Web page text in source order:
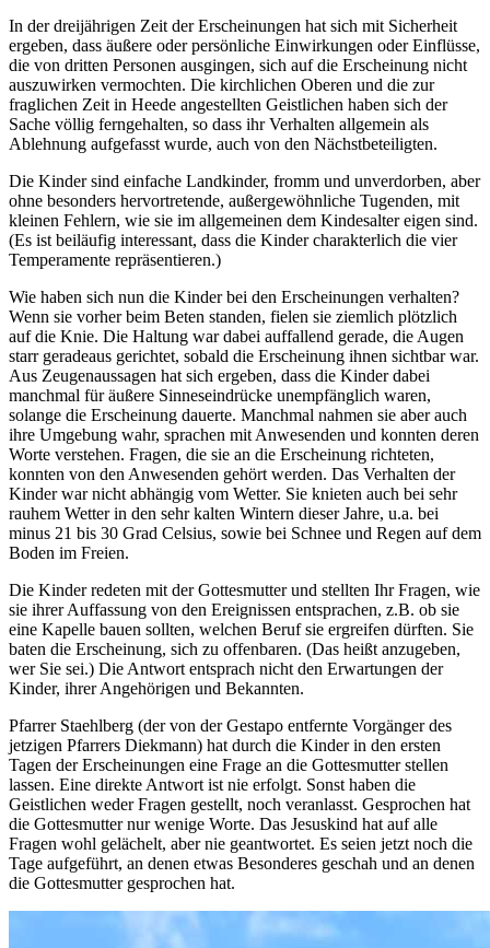
In der dreijährigen Zeit der Erscheinungen hat sich mit Sicherheit
ergeben, dass äußere oder persönliche Einwirkungen oder Einflüsse,
die von dritten Personen ausgingen, sich auf die Erscheinung nicht
auszuwirken vermochten. Die kirchlichen Oberen und die zur
fraglichen Zeit in Heede angestellten Geistlichen haben sich der
Sache völlig ferngehalten, so dass ihr Verhalten allgemein als
Ablehnung aufgefasst wurde, auch von den Nächstbeteiligten.
Die Kinder sind einfache Landkinder, fromm und unverdorben, aber
ohne besonders hervortretende, außergewöhnliche Tugenden, mit
kleinen Fehlern, wie sie im allgemeinen dem Kindesalter eigen sind.
(Es ist beiläufig interessant, dass die Kinder charakterlich die vier
Temperamente repräsentieren.)
Wie haben sich nun die Kinder bei den Erscheinungen verhalten?
Wenn sie vorher beim Beten standen, fielen sie ziemlich plötzlich
auf die Knie. Die Haltung war dabei auffallend gerade, die Augen
starr geradeaus gerichtet, sobald die Erscheinung ihnen sichtbar war.
Aus Zeugenaussagen hat sich ergeben, dass die Kinder dabei
manchmal für äußere Sinneseindrücke unempfänglich waren,
solange die Erscheinung dauerte. Manchmal nahmen sie aber auch
ihre Umgebung wahr, sprachen mit Anwesenden und konnten deren
Worte verstehen. Fragen, die sie an die Erscheinung richteten,
konnten von den Anwesenden gehört werden. Das Verhalten der
Kinder war nicht abhängig vom Wetter. Sie knieten auch bei sehr
rauhem Wetter in den sehr kalten Wintern dieser Jahre, u.a. bei
minus 21 bis 30 Grad Celsius, sowie bei Schnee und Regen auf dem
Boden im Freien.
Die Kinder redeten mit der Gottesmutter und stellten Ihr Fragen, wie
sie ihrer Auffassung von den Ereignissen entsprachen, z.B. ob sie
eine Kapelle bauen sollten, welchen Beruf sie ergreifen dürften. Sie
baten die Erscheinung, sich zu offenbaren. (Das heißt anzugeben,
wer Sie sei.) Die Antwort entsprach nicht den Erwartungen der
Kinder, ihrer Angehörigen und Bekannten.
Pfarrer Staehlberg (der von der Gestapo entfernte Vorgänger des
jetzigen Pfarrers Diekmann) hat durch die Kinder in den ersten
Tagen der Erscheinungen eine Frage an die Gottesmutter stellen
lassen. Eine direkte Antwort ist nie erfolgt. Sonst haben die
Geistlichen weder Fragen gestellt, noch veranlasst. Gesprochen hat
die Gottesmutter nur wenige Worte. Das Jesuskind hat auf alle
Fragen wohl gelächelt, aber nie geantwortet. Es seien jetzt noch die
Tage aufgeführt, an denen etwas Besonderes geschah und an denen
die Gottesmutter gesprochen hat.